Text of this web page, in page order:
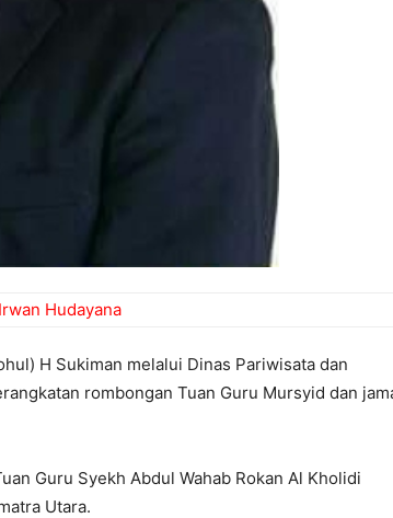
Hudayana
H Sukiman melalui Dinas Pariwisata dan
rombongan Tuan Guru Mursyid dan
Guru Syekh Abdul Wahab Rokan Al Kholidi
Utara.